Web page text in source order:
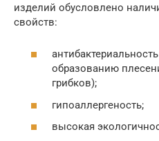
изделий обусловлено
свойств:
образованию
грибков);
гипоаллергеность;
высокая